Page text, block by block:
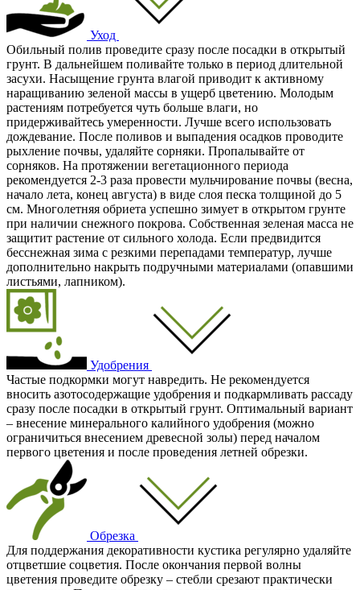
Уход
Обильный полив проведите сразу после посадки в открытый
грунт. В дальнейшем поливайте только в период длительной
засухи. Насыщение грунта влагой приводит к активному
наращиванию зеленой массы в ущерб цветению. Молодым
растениям потребуется чуть больше влаги, но
придерживайтесь умеренности. Лучше всего использовать
дождевание. После поливов и выпадения осадков проводите
рыхление почвы, удаляйте сорняки. Пропалывайте от
сорняков. На протяжении вегетационного периода
рекомендуется 2-3 раза провести мульчирование почвы (весна,
начало лета, конец августа) в виде слоя песка толщиной до 5
см. Многолетняя обриета успешно зимует в открытом грунте
при наличии снежного покрова. Собственная зеленая масса не
защитит растение от сильного холода. Если предвидится
бесснежная зима с резкими перепадами температур, лучше
дополнительно накрыть подручными материалами (опавшими
листьями, лапником).
Удобрения
Частые подкормки могут навредить. Не рекомендуется
вносить азотосодержащие удобрения и подкармливать рассаду
сразу после посадки в открытый грунт. Оптимальный вариант
– внесение минерального калийного удобрения (можно
ограничиться внесением древесной золы) перед началом
первого цветения и после проведения летней обрезки.
Обрезка
Для поддержания декоративности кустика регулярно удаляйте
отцветшие соцветия. После окончания первой волны
цветения проведите обрезку – стебли срезают практически